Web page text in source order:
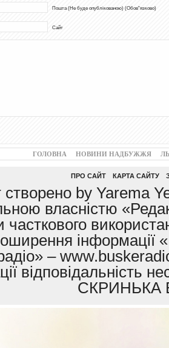
Пошта (Не буде опублікованою) (Обов"язково)
Сайт
ГОЛОВНА НОВИНИ НАДБУЖЖЯ
ПРО САЙТ КАРТА САЙТУ
by Yarema
власністю
часткового
інформації
–
СКРИНЬКА